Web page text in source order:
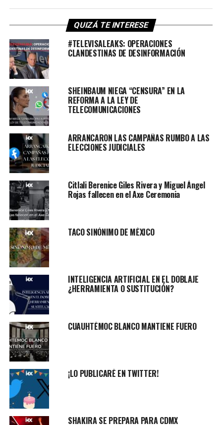
QUIZÁ TE INTERESE
#TELEVISALEAKS: OPERACIONES
CLANDESTINAS DE DESINFORMACIÓN
SHEINBAUM NIEGA “CENSURA” EN LA
REFORMA A LA LEY DE
TELECOMUNICACIONES
ARRANCARON LAS CAMPAÑAS RUMBO A LAS
ELECCIONES JUDICIALES
Citlali Berenice Giles Rivera y Miguel Ángel
Rojas fallecen en el Axe Ceremonia
TACO SINÓNIMO DE MÉXICO
INTELIGENCIA ARTIFICIAL EN EL DOBLAJE
¿HERRAMIENTA O SUSTITUCIÓN?
CUAUHTÉMOC BLANCO MANTIENE FUERO
¡LO PUBLICARÉ EN TWITTER!
SHAKIRA SE PREPARA PARA CDMX